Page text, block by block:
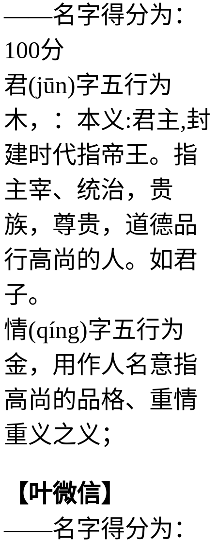
——名字得分为：
100分
君(jūn)字五行为
木，：本义:君主,封
建时代指帝王。指
主宰、统治，贵
族，尊贵，道德品
行高尚的人。如君
子。
情(qíng)字五行为
金，用作人名意指
高尚的品格、重情
重义之义；
【叶微信】
——名字得分为：